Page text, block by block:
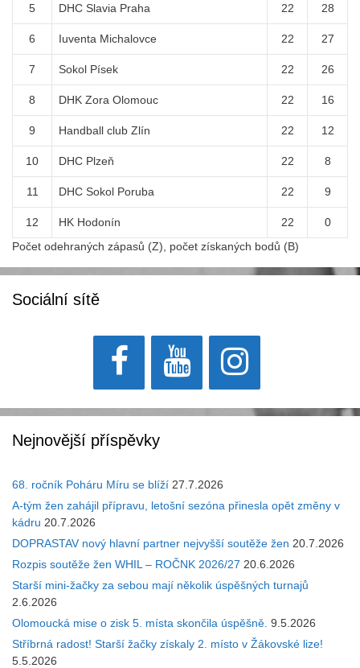
5 DHC Slavia Praha 22 28
6 Iuventa Michalovce 22 27
7 Sokol Písek 22 26
8 DHK Zora Olomouc 22 16
9 Handball club Zlín 22 12
10 DHC Plzeň 22 8
11 DHC Sokol Poruba 22 9
12 HK Hodonín 22
0
Počet odehraných zápasů (Z), počet získaných bodů (B)
Sociální sítě
Nejnovější příspěvky
68. ročník Poháru Míru se blíží 27.7.2026
A-tým žen zahájil přípravu, letošní sezóna přinesla opět změny v
kádru 20.7.2026
DOPRASTAV nový hlavní partner nejvyšší soutěže žen 20.7.2026
Rozpis soutěže žen WHIL – ROČNK 2026/27 20.6.2026
Starší mini-žačky za sebou mají několik úspěšných turnajů
2.6.2026
Olomoucká mise o zisk 5. místa skončila úspěšně. 9.5.2026
Stříbrná radost! Starší žačky získaly 2. místo v Žákovské lize!
5.5.2026